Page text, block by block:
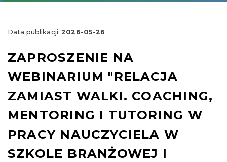
Data publikacji:2026-05-26
ZAPROSZENIE NA
WEBINARIUM "RELACJA
ZAMIAST WALKI. COACHING,
MENTORING I TUTORING W
PRACY NAUCZYCIELA W
SZKOLE BRANŻOWEJ I